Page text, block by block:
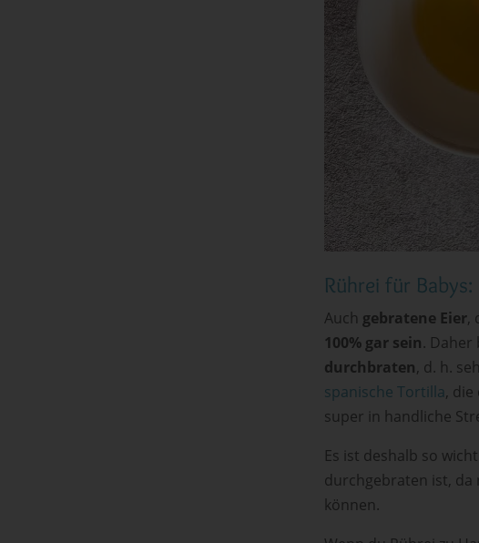
Rührei für
Auch gebratene Eier,
100% gar sein.
durchbraten, d. h.
spanische Tortilla,
super in handliche
Es ist deshalb so
durchgebraten ist,
können.